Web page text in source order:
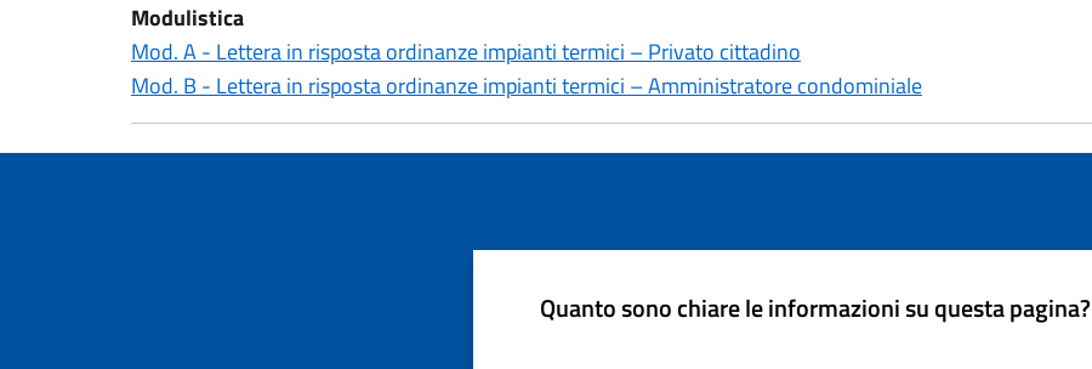
Modulistica
Mod. A - Lettera in risposta ordinanze impianti termici – Privato cittadino
Mod. B - Lettera in risposta ordinanze impianti termici – Amministratore condominiale
Quanto sono chiare le informazioni su questa pagina?